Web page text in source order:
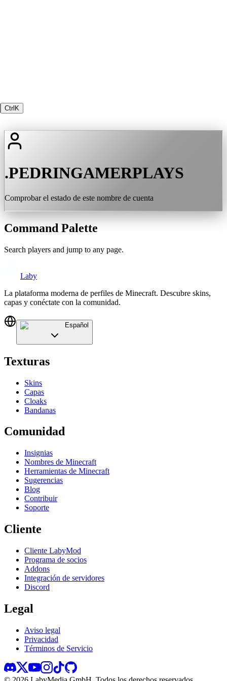
Ctrl K
.PEDRINGAMERPLAYS
Comprobar el estado de este nombre de cuenta
Command Palette
Search players and jump to any page.
Laby
La plataforma moderna de perfiles de Minecraft. Descubre skins,
capas y conéctate con la comunidad.
Español
Texturas
Skins
Capas
Cloaks
Bandanas
Comunidad
Insignias
Nombres de Minecraft
Herramientas de Minecraft
Sugerencias
Blog
Contribuir
Soporte
Cliente
Cliente LabyMod
Programa de socios
Addons
Integración de servidores
Discord
Legal
Aviso legal
Privacidad
Términos de Servicio